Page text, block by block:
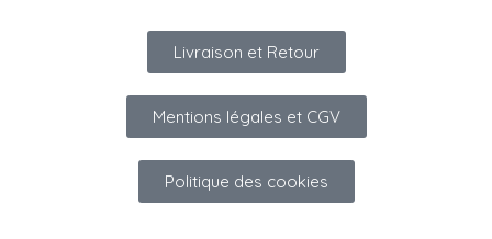
Livraison et Retour
Mentions légales et CGV
Politique des cookies